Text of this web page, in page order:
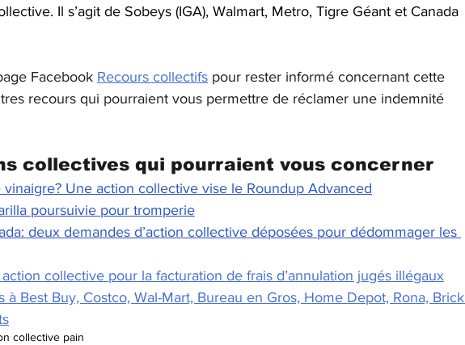
Il s’agit de Sobeys (IGA), Walmart, Metro, Tigre Géant et Canada
Facebook Recours collectifs pour rester informé concernant cette
recours qui pourraient vous permettre de réclamer une indemnité
collectives qui pourraient vous concerner
Une action collective vise le Roundup Advanced
poursuivie pour tromperie
deux demandes d’action collective déposées pour dédommager les
collective pour la facturation de frais d’annulation jugés illégaux
à Best Buy, Costco, Wal-Mart, Bureau en Gros, Home Depot, Rona, Brick
collective pain